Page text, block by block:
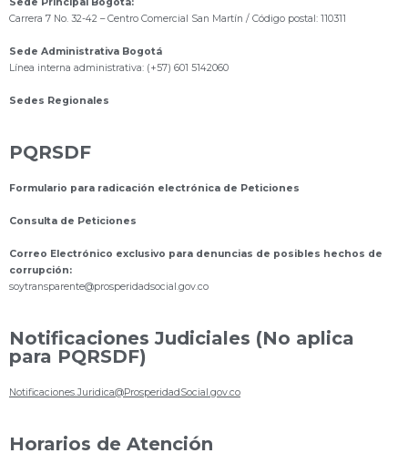
Sede Principal Bogotá:
Carrera 7 No. 32-42 – Centro Comercial San Martín / Código postal: 110311
Sede Administrativa Bogotá
Línea interna administrativa: (+57) 601 5142060
Sedes Regionales
PQRSDF
Formulario para radicación electrónica de Peticiones
Consulta de Peticiones
Correo Electrónico exclusivo para denuncias de posibles hechos de
corrupción:
soytransparente@prosperidadsocial.gov.co
Notificaciones Judiciales (No aplica
para PQRSDF)
Notificaciones.Juridica@ProsperidadSocial.gov.co
Horarios de Atención